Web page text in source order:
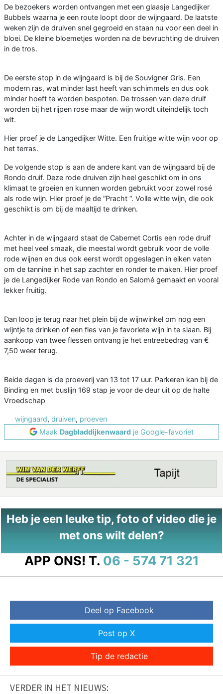
De bezoekers worden ontvangen met een glaasje Langedijker
Bubbels waarna je een route loopt door de wijngaard. De laatste
weken zijn de druiven snel gegroeid en staan nu voor een deel in
bloei. De kleine bloemetjes worden na de bevruchting de druiven
in de tros.
De eerste stop in de wijngaard is bij de Souvigner Gris. Een
modern ras, wat minder last heeft van schimmels en dus ook
minder hoeft te worden bespoten. De trossen van deze druif
worden bij het rijpen rose maar de wijn wordt uiteindelijk toch
wit.
Hier proef je de Langedijker Witte. Een fruitige witte wijn voor op
het terras.
De volgende stop is aan de andere kant van de wijngaard bij de
Rondo druif. Deze rode druiven zijn heel geschikt om in ons
klimaat te groeien en kunnen worden gebruikt voor zowel rosé
als rode wijn. Hier proef je de “Pracht “. Volle witte wijn, die ook
geschikt is om bij de maaltijd te drinken.
Achter in de wijngaard staat de Cabernet Cortis een rode druif
met heel veel smaak, die meestal wordt gebruik voor de volle
rode wijnen en dus ook eerst wordt opgeslagen in eiken vaten
om de tannine in het sap zachter en ronder te maken. Hier proef
je de Langedijker Rode van Rondo en Salomé gemaakt en vooral
lekker fruitig.
Dan loop je terug naar het plein bij de wijnwinkel om nog een
wijntje te drinken of een fles van je favoriete wijn in te slaan. Bij
aankoop van twee flessen ontvang je het entreebedrag van €
7,50 weer terug.
Beide dagen is de proeverij van 13 tot 17 uur. Parkeren kan bij de
Binding en met buslijn 169 stap je voor de deur uit op de halte
Vroedschap
wijngaard, druiven, proeven
Maak Dagbladdijkenwaard je Google-favoriet
Heb je een leuke tip, foto of video die je
met ons wilt delen?
APP ONS! T. 06 - 574 71 321
Deel op Facebook
Post op X
Tip de redactie
VERDER IN HET NIEUWS: